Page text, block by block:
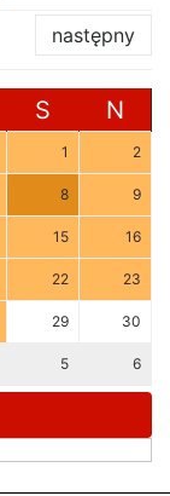
następny
S N
1 2
8 9
15 16
22 23
29 30
5 6